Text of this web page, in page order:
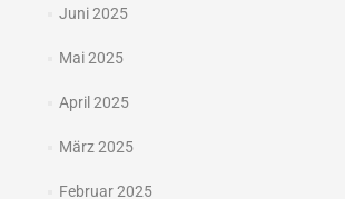
Juni 2025
Mai 2025
April 2025
März 2025
Februar 2025